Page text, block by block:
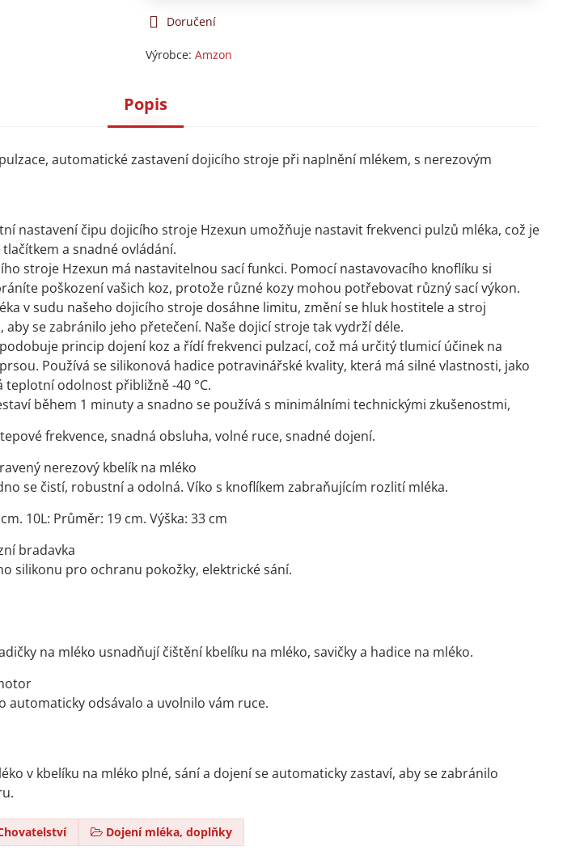
Doručení
Výrobce:Amzon
Popis
automatické zastavení dojicího stroje při naplnění mlékem, s nerezovým
nastavení čipu dojicího stroje Hzexun umožňuje nastavit frekvenci pulzů mléka, což je
a snadné ovládání.
stroje Hzexun má nastavitelnou sací funkci. Pomocí nastavovacího knoflíku si
poškození vašich koz, protože různé kozy mohou potřebovat různý sací výkon.
v sudu našeho dojicího stroje dosáhne limitu, změní se hluk hostitele a stroj
se zabránilo jeho přetečení. Naše dojicí stroje tak vydrží déle.
princip dojení koz a řídí frekvenci pulzací, což má určitý tlumicí účinek na
Používá se silikonová hadice potravinářské kvality, která má silné vlastnosti, jako
teplotní odolnost přibližně -40 °C.
během 1 minuty a snadno se používá s minimálními technickými zkušenostmi,
frekvence, snadná obsluha, volné ruce, snadné dojení.
nerezový kbelík na mléko
se čistí, robustní a odolná. Víko s knoflíkem zabraňujícím rozlití mléka.
10L: Průměr: 19 cm. Výška: 33 cm
bradavka
silikonu pro ochranu pokožky, elektrické sání.
na mléko usnadňují čištění kbelíku na mléko, savičky a hadice na mléko.
automaticky odsávalo a uvolnilo vám ruce.
v kbelíku na mléko plné, sání a dojení se automaticky zastaví, aby se zabránilo
Dojení mléka, doplňky